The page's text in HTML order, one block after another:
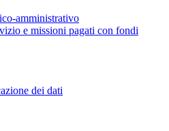
amministrativo
e missioni pagati con fondi
dei dati